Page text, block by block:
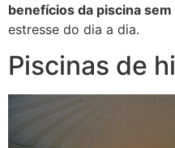
benefícios da piscina
estresse do dia a dia.
Piscinas de